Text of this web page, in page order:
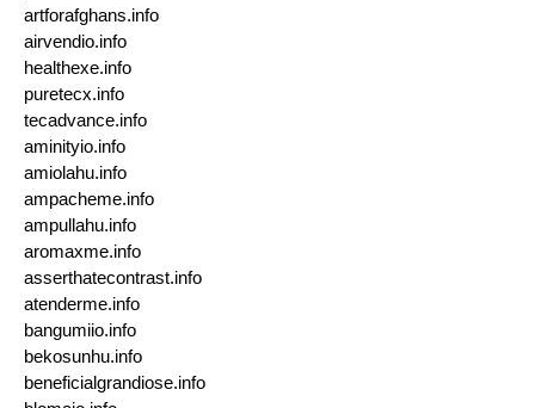
artforafghans.info
airvendio.info
healthexe.info
puretecx.info
tecadvance.info
aminityio.info
amiolahu.info
ampacheme.info
ampullahu.info
aromaxme.info
asserthatecontrast.info
atenderme.info
bangumiio.info
bekosunhu.info
beneficialgrandiose.info